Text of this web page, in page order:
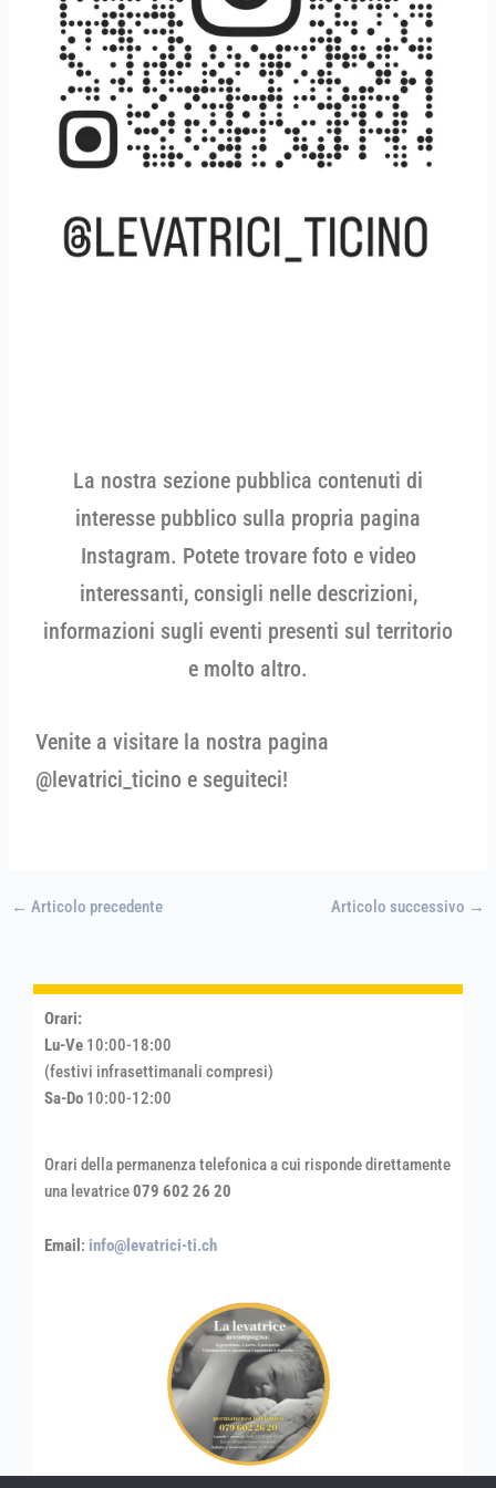
La nostra sezione pubblica contenuti di
interesse pubblico sulla propria pagina
Instagram. Potete trovare foto e video
interessanti, consigli nelle descrizioni,
informazioni sugli eventi presenti sul territorio
e molto altro.
Venite a visitare la nostra pagina
@levatrici_ticino e seguiteci!
← Articolo precedente Articolo successivo →
Orari:
Lu-Ve 10:00-18:00
(festivi infrasettimanali compresi)
Sa-Do 10:00-12:00
Orari della permanenza telefonica a cui risponde direttamente
una levatrice079 602 26 20
Email : info@levatrici-ti.ch